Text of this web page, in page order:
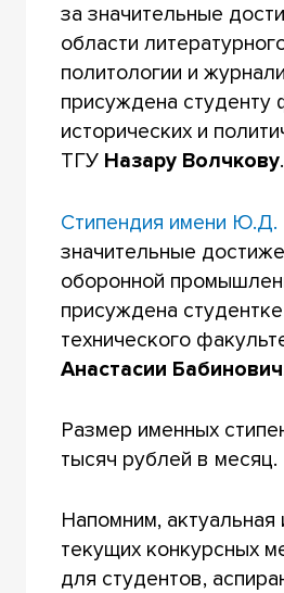
за значительные
области
политологии и
присуждена студенту
исторических и
ТГУ Назару Волчкову.
Стипендия имени
значительные
оборонной
присуждена
технического
Анастасии Бабинович
Размер именных
тысяч рублей в месяц.
Напомним,
текущих конкурсных
для студентов,